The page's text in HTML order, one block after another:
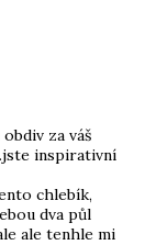
za váš
inspirativní
chlebík,
dva půl
ale tenhle mi